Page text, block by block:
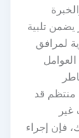
يضمن تلبية
لمرافق
العوامل
منتظم قد
غير
فإن إجراء